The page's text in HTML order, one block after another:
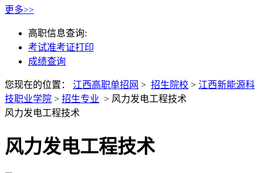
更多>>
高职信息查询:
考试准考证打印
成绩查询
您现在的位置： 江西高职单招网 > 招生院校 > 江西新能源科
技职业学院 > 招生专业 > 风力发电工程技术
风力发电工程技术
风力发电工程技术